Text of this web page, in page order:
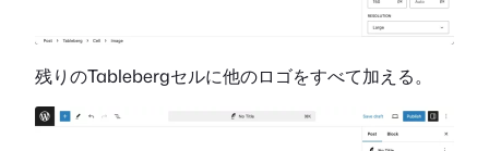
残りのTablebergセルに他のロゴをすべて加える。